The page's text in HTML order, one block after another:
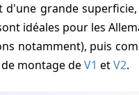
d'une grande
idéales pour les
notamment), puis
montage deV1 etV2.